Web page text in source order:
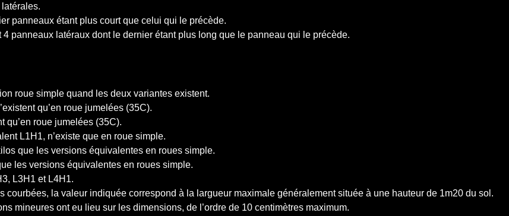
panneaux étant plus court que celui qui le précède.
panneaux latéraux dont le dernier étant plus long que le panneau qui le précède.
roue simple quand les deux variantes existent.
qu’en roue jumelées (35C).
qu’en roue jumelées (35C).
L1H1, n’existe que en roue simple.
que les versions équivalentes en roues simple.
les versions équivalentes en roues simple.
L3H1 et L4H1.
la valeur indiquée correspond à la largueur maximale généralement située à une hauteur de 1m20 du sol.
mineures ont eu lieu sur les dimensions, de l’ordre de 10 centimètres maximum.